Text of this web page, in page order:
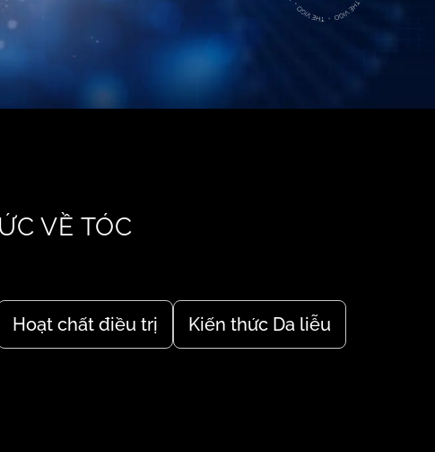
VỀ TÓC
Hoạt chất điều trị Kiến thức Da liễu